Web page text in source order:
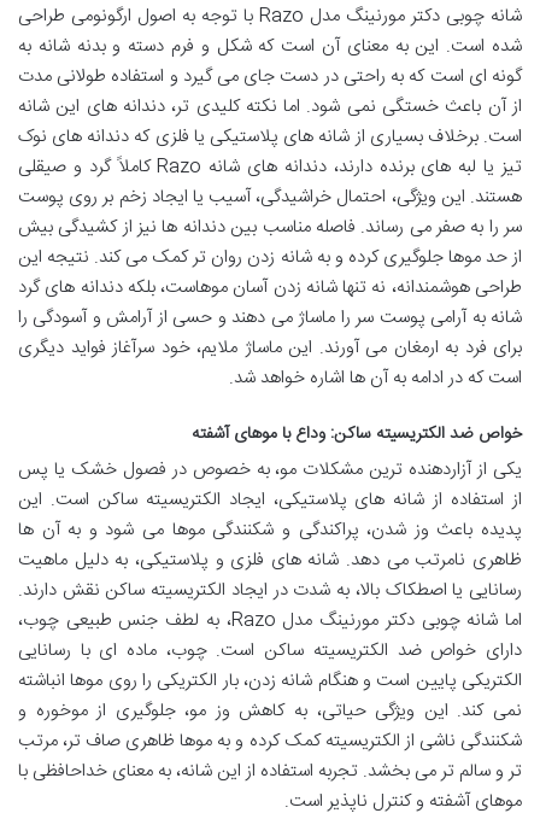
شانه چوبی دکتر مورنینگ مدل Razo با توجه به اصول ارگونومی طراحی
شده است. این به معنای آن است که شکل و فرم دسته و بدنه شانه به
گونه ای است که به راحتی در دست جای می گیرد و استفاده طولانی مدت
از آن باعث خستگی نمی شود. اما نکته کلیدی تر، دندانه های این شانه
است. برخلاف بسیاری از شانه های پلاستیکی یا فلزی که دندانه های نوک
تیز یا لبه های برنده دارند، دندانه های شانه Razo کاملاً گرد و صیقلی
هستند. این ویژگی، احتمال خراشیدگی، آسیب یا ایجاد زخم بر روی پوست
سر را به صفر می رساند. فاصله مناسب بین دندانه ها نیز از کشیدگی بیش
از حد موها جلوگیری کرده و به شانه زدن روان تر کمک می کند. نتیجه این
طراحی هوشمندانه، نه تنها شانه زدن آسان موهاست، بلکه دندانه های گرد
شانه به آرامی پوست سر را ماساژ می دهند و حسی از آرامش و آسودگی را
برای فرد به ارمغان می آورند. این ماساژ ملایم، خود سرآغاز فواید دیگری
است که در ادامه به آن ها اشاره خواهد شد.
خواص ضد الکتریسیته ساکن: وداع با موهای آشفته
یکی از آزاردهنده ترین مشکلات مو، به خصوص در فصول خشک یا پس
از استفاده از شانه های پلاستیکی، ایجاد الکتریسیته ساکن است. این
پدیده باعث وز شدن، پراکندگی و شکنندگی موها می شود و به آن ها
ظاهری نامرتب می دهد. شانه های فلزی و پلاستیکی، به دلیل ماهیت
رسانایی یا اصطکاک بالا، به شدت در ایجاد الکتریسیته ساکن نقش دارند.
اما شانه چوبی دکتر مورنینگ مدل Razo، به لطف جنس طبیعی چوب،
دارای خواص ضد الکتریسیته ساکن است. چوب، ماده ای با رسانایی
الکتریکی پایین است و هنگام شانه زدن، بار الکتریکی را روی موها انباشته
نمی کند. این ویژگی حیاتی، به کاهش وز مو، جلوگیری از موخوره و
شکنندگی ناشی از الکتریسیته کمک کرده و به موها ظاهری صاف تر، مرتب
تر و سالم تر می بخشد. تجربه استفاده از این شانه، به معنای خداحافظی با
موهای آشفته و کنترل ناپذیر است.